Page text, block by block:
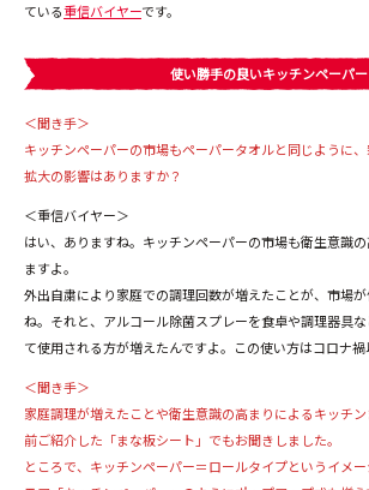
ている重信バイヤーです。
使い勝手の良いキッチンペーパー
＜聞き手＞
キッチンペーパーの市場もペーパータオルと同じように
拡大の影響はありますか？
＜重信バイヤー＞
はい、ありますね。キッチンペーパーの市場も衛生意識
ますよ。
外出自粛により家庭での調理回数が増えたことが、市場
ね。それと、アルコール除菌スプレーを食卓や調理器具
て使用される方が増えたんですよ。この使い方はコロナ禍
＜聞き手＞
家庭調理が増えたことや衛生意識の高まりによるキッチ
前ご紹介した「まな板シート」でもお聞きしました。
ところで、キッチンペーパー＝ロールタイプというイメ